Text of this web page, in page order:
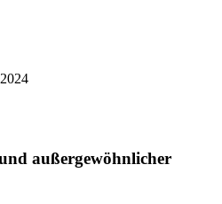
außergewöhnlicher